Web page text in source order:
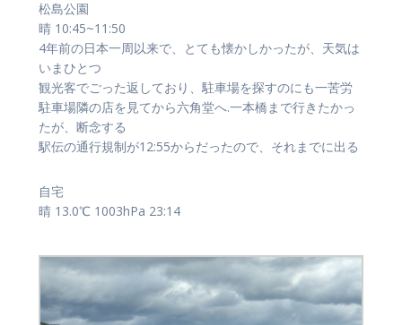
松島公園
晴 10:45~11:50
4年前の日本一周以来で、とても懐かしかったが、天気は
いまひとつ
観光客でごった返しており、駐車場を探すのにも一苦労
駐車場隣の店を見てから六角堂へ.一本橋まで行きたかっ
たが、断念する
駅伝の通行規制が12:55からだったので、それまでに出る
自宅
晴 13.0℃ 1003hPa 23:14